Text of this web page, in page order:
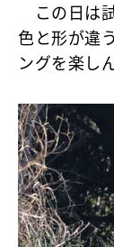
この日は
色と形が違
ングを楽し